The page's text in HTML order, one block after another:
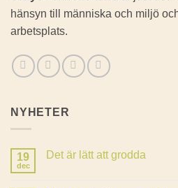
hänsyn till människa och miljö
arbetsplats.
NYHETER
19
dec
Det är lätt att grodda